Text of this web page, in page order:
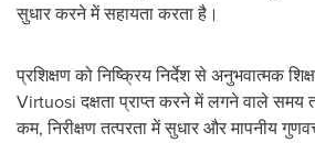
सुधार करने में सहायता करता है।
प्रशिक्षण को निष्क्रिय निर्देश से अनुभवात्मक
Virtuosi दक्षता प्राप्त करने में लगने वाले समय
कम, निरीक्षण तत्परता में सुधार और मापनीय